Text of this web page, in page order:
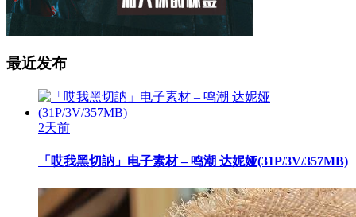
最近发布
2天前
「哎我黑切訥」电子素材 – 鸣潮 达妮娅(31P/3V/357MB)